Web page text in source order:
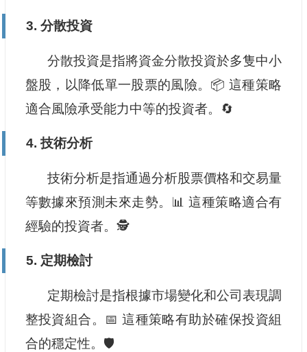
3. 分散投資
分散投資是指將資金分散投資於多隻中小
盤股，以降低單一股票的風險。📦 這種策略
適合風險承受能力中等的投資者。🔄
4. 技術分析
技術分析是指通過分析股票價格和交易量
等數據來預測未來走勢。📊 這種策略適合有
經驗的投資者。🕵️
5. 定期檢討
定期檢討是指根據市場變化和公司表現調
整投資組合。📅 這種策略有助於確保投資組
合的穩定性。🛡️